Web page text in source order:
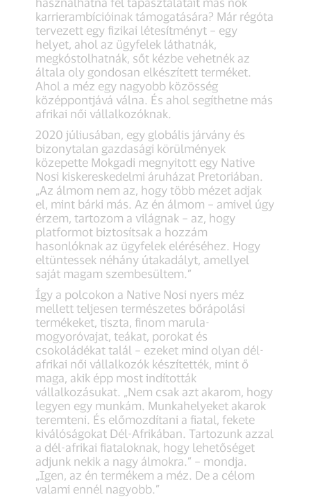
karrierambícióinak támogatására? Már régóta
tervezett egy fizikai létesítményt – egy
helyet, ahol az ügyfelek láthatnák,
megkóstolhatnák, sőt kézbe vehetnék az
általa oly gondosan elkészített terméket.
Ahol a méz egy nagyobb közösség
középpontjává válna. És ahol segíthetne más
afrikai női vállalkozóknak.
2020 júliusában, egy globális járvány és
bizonytalan gazdasági körülmények
közepette Mokgadi megnyitott egy Native
Nosi kiskereskedelmi áruházat Pretoriában.
„Az álmom nem az, hogy több mézet adjak
el, mint bárki más. Az én álmom – amivel úgy
érzem, tartozom a világnak – az, hogy
platformot biztosítsak a hozzám
hasonlóknak az ügyfelek eléréséhez. Hogy
eltüntessek néhány útakadályt, amellyel
saját magam szembesültem.”
Így a polcokon a Native Nosi nyers méz
mellett teljesen természetes bőrápolási
termékeket, tiszta, finom marula-
mogyoróvajat, teákat, porokat és
csokoládékat talál – ezeket mind olyan dél-
afrikai női vállalkozók készítették, mint ő
maga, akik épp most indították
vállalkozásukat. „Nem csak azt akarom, hogy
legyen egy munkám. Munkahelyeket akarok
teremteni. És előmozdítani a fiatal, fekete
kiválóságokat Dél-Afrikában. Tartozunk azzal
a dél-afrikai fiataloknak, hogy lehetőséget
adjunk nekik a nagy álmokra.” – mondja.
„Igen, az én termékem a méz. De a célom
valami ennél nagyobb.”